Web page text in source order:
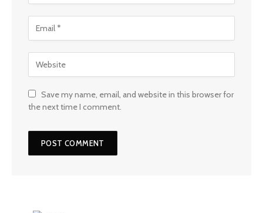
Save my name, email, and website in this browser for
the next time I comment.